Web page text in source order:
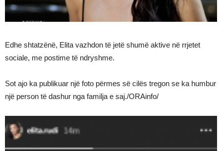
Edhe shtatzënë, Elita vazhdon të jetë shumë aktive në rrjetet
sociale, me postime të ndryshme.
Sot ajo ka publikuar një foto përmes së cilës tregon se ka humbur
një person të dashur nga familja e saj./ORAinfo/